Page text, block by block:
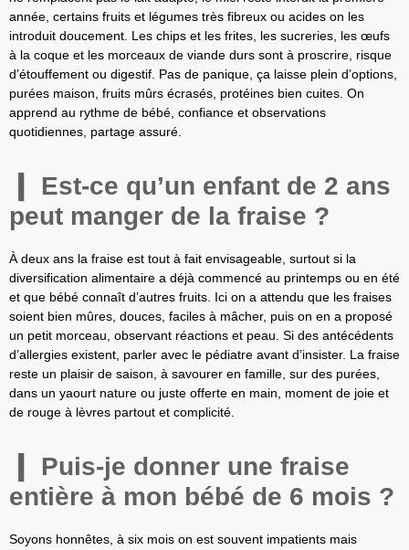
année, certains fruits et légumes très fibreux ou acides on les
introduit doucement. Les chips et les frites, les sucreries, les œufs
à la coque et les morceaux de viande durs sont à proscrire, risque
d’étouffement ou digestif. Pas de panique, ça laisse plein d’options,
purées maison, fruits mûrs écrasés, protéines bien cuites. On
apprend au rythme de bébé, confiance et observations
quotidiennes, partage assuré.
Est-ce qu’un enfant de 2 ans
peut manger de la fraise ?
À deux ans la fraise est tout à fait envisageable, surtout si la
diversification alimentaire a déjà commencé au printemps ou en été
et que bébé connaît d’autres fruits. Ici on a attendu que les fraises
soient bien mûres, douces, faciles à mâcher, puis on en a proposé
un petit morceau, observant réactions et peau. Si des antécédents
d’allergies existent, parler avec le pédiatre avant d’insister. La fraise
reste un plaisir de saison, à savourer en famille, sur des purées,
dans un yaourt nature ou juste offerte en main, moment de joie et
de rouge à lèvres partout et complicité.
Puis-je donner une fraise
entière à mon bébé de 6 mois ?
Soyons honnêtes, à six mois on est souvent impatients mais